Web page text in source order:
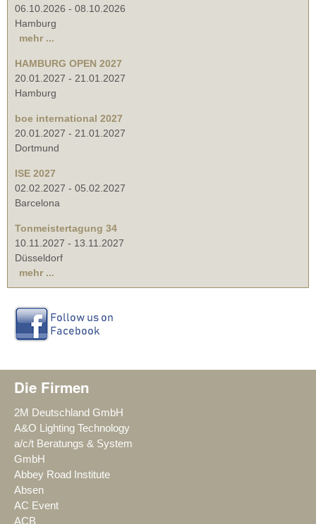
06.10.2026 - 08.10.2026
Hamburg
mehr ...
HAMBURG OPEN 2027
20.01.2027 - 21.01.2027
Hamburg
boe international 2027
20.01.2027 - 21.01.2027
Dortmund
ISE 2027
02.02.2027 - 05.02.2027
Barcelona
Tonmeistertagung 34
10.11.2027 - 13.11.2027
Düsseldorf
mehr ...
Die Firmen
2M Deutschland GmbH
A&O Lighting Technology
a/c/t Beratungs & System
GmbH
Abbey Road Institute
Absen
AC Event
ACB